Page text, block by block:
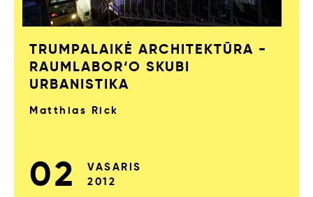
TRUMPALAIKĖ ARCHITEKTŪRA -
RAUMLABOR‘O SKUBI
URBANISTIKA
Matthias Rick
02
VASARIS
2012